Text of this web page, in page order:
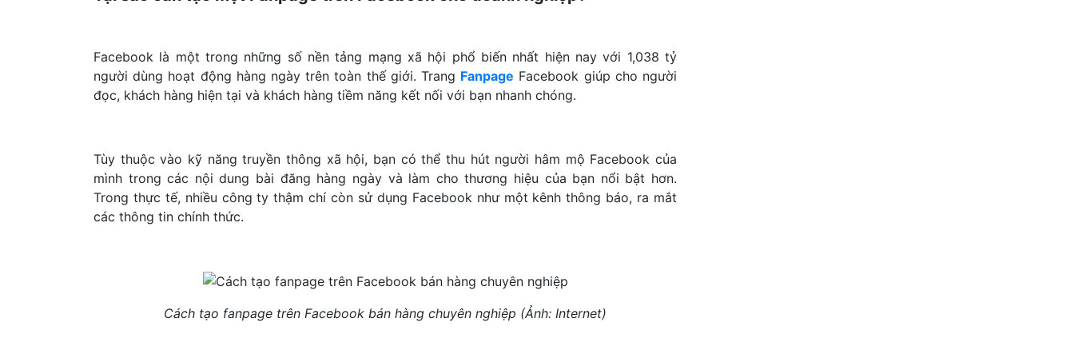
Facebook là một trong những số nền tảng mạng xã hội phổ biến nhất hiện nay với 1,038 tỷ
người dùng hoạt động hàng ngày trên toàn thế giới. Trang Fanpage Facebook giúp cho người
đọc, khách hàng hiện tại và khách hàng tiềm năng kết nối với bạn nhanh chóng.
Tùy thuộc vào kỹ năng truyền thông xã hội, bạn có thể thu hút người hâm mộ Facebook của
mình trong các nội dung bài đăng hàng ngày và làm cho thương hiệu của bạn nổi bật hơn.
Trong thực tế, nhiều công ty thậm chí còn sử dụng Facebook như một kênh thông báo, ra mắt
các thông tin chính thức.
Cách tạo fanpage trên Facebook bán hàng chuyên nghiệp (Ảnh: Internet)